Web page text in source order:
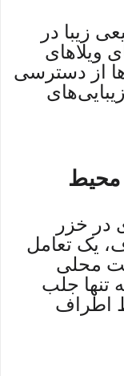
زیبا در
ویلاهای
از دسترسی
محیط
در خزر
یک تعامل
محلی
تنها جلب
اطراف